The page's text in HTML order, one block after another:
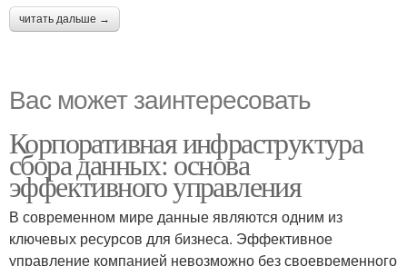
читать дальше →
Вас может заинтересовать
Корпоративная инфраструктура
сбора данных: основа
эффективного управления
В современном мире данные являются одним из
ключевых ресурсов для бизнеса. Эффективное
управление компанией невозможно без своевременного